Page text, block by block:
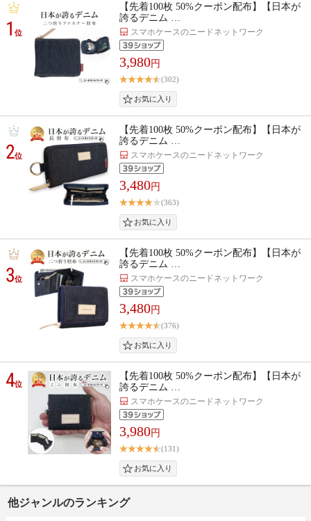
1位
【先着100枚 50%クーポン配布】【日本が
誇るデニム …
スマホケースのニードネットワーク
3,980円
(302)
2位
【先着100枚 50%クーポン配布】【日本が
誇るデニム …
スマホケースのニードネットワーク
3,480円
(363)
3位
【先着100枚 50%クーポン配布】【日本が
誇るデニム …
スマホケースのニードネットワーク
3,480円
(376)
4位
【先着100枚 50%クーポン配布】【日本が
誇るデニム …
スマホケースのニードネットワーク
3,980円
(131)
他ジャンルのランキング